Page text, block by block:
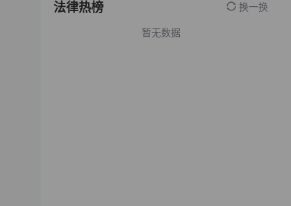
法律热榜 换一换
暂无数据